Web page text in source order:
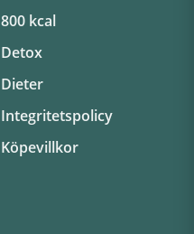
800 kcal
Detox
Dieter
Integritetspolicy
Köpevillkor